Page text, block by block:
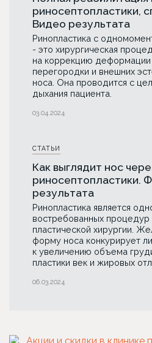
риносептопластики,
Видео результата
Ринопластика с
- это хирургическая
на коррекцию деформации
перегородки и внешних
носа. Она проводится с
дыхания пациента.
03.04.2024
СТАТЬИ
Как выглядит нос
риносептопластики.
результата
Ринопластика является
востребованных процедур
пластической хирургии.
форму носа конкурирует
к увеличению объема
пластики век и жировых
06.03.2024